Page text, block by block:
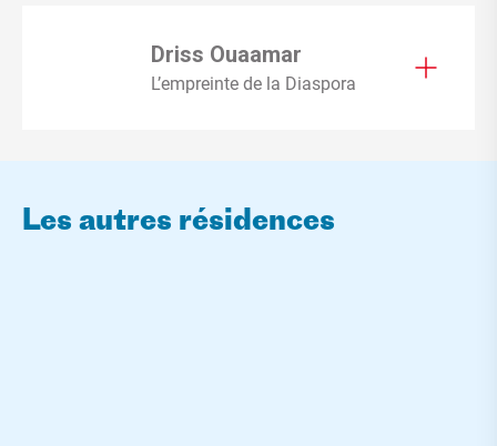
Driss Ouaamar
L’empreinte de la Diaspora
Les autres résidences